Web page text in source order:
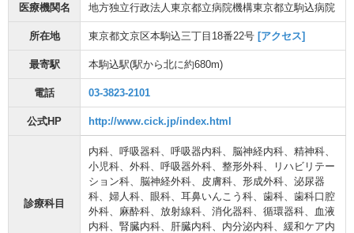
医療機関名 地方独立行政法人東京都立病院機構東京都立駒込病院
所在地 東京都文京区本駒込三丁目18番22号 [アクセス]
最寄駅 本駒込駅(駅から北に約680m)
電話 03-3823-2101
公式HP http://www.cick.jp/index.html
診療科目
内科、 呼吸器科、 呼吸器内科、 脳神経内科、 精神科、
小児科、 外科、 呼吸器外科、 整形外科、
リハビリテー
ション科、 脳神経外科、 皮膚科、 形成外科、 泌尿器
科、 婦人科、 眼科、 耳鼻いんこう科、 歯科、 歯科口腔
外科、 麻酔科、 放射線科、 消化器科、 循環器科、
血液
内科、 腎臓内科、 肝臓内科、 内分泌内科、 緩和ケア内